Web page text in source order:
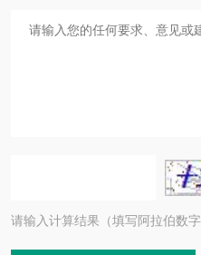
请输入计算结果（填写阿拉伯数